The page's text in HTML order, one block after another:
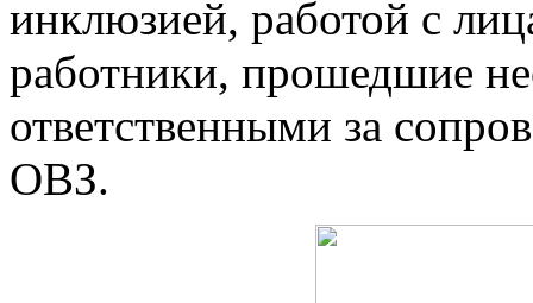
инклюзией, работой с
работники, прошедшие
ответственными за
ОВЗ.